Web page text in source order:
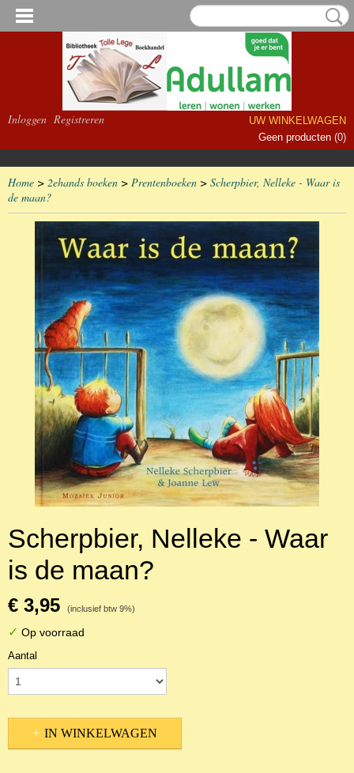
Inloggen Registreren
UW WINKELWAGEN
Geen producten (0)
Home > 2ehands boeken > Prentenboeken > Scherpbier, Nelleke - Waar is
de maan?
Scherpbier, Nelleke - Waar
is de maan?
€ 3,95 (inclusief btw 9%)
✓ Op voorraad
Aantal
IN WINKELWAGEN